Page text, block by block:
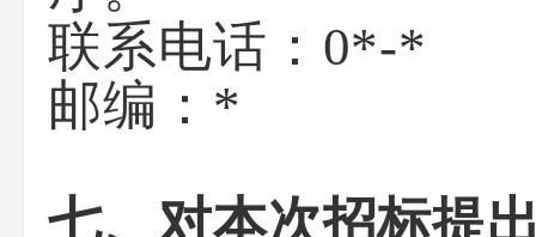
联系电话：0*-*
邮编：*
七、对本次招标提